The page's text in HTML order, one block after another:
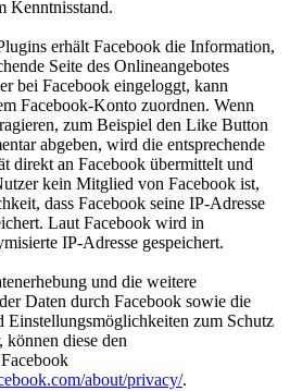
Kenntnisstand.
erhält Facebook die Information,
Seite des Onlineangebotes
bei Facebook eingeloggt, kann
Facebook-Konto zuordnen. Wenn
zum Beispiel den Like Button
abgeben, wird die entsprechende
direkt an Facebook übermittelt und
kein Mitglied von Facebook ist,
dass Facebook seine IP-Adresse
Laut Facebook wird in
IP-Adresse gespeichert.
und die weitere
Daten durch Facebook sowie die
Einstellungsmöglichkeiten zum Schutz
können diese den
about/privacy/.